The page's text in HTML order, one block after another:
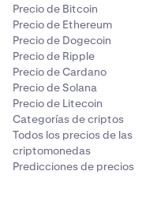
Precio de Bitcoin
Precio de Ethereum
Precio de Dogecoin
Precio de Ripple
Precio de Cardano
Precio de Solana
Precio de Litecoin
Categorías de criptos
Todos los precios de las
criptomonedas
Predicciones de precios